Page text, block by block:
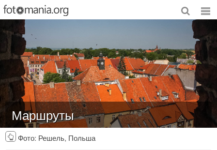
Маршруты
Фото: Решель, Польша